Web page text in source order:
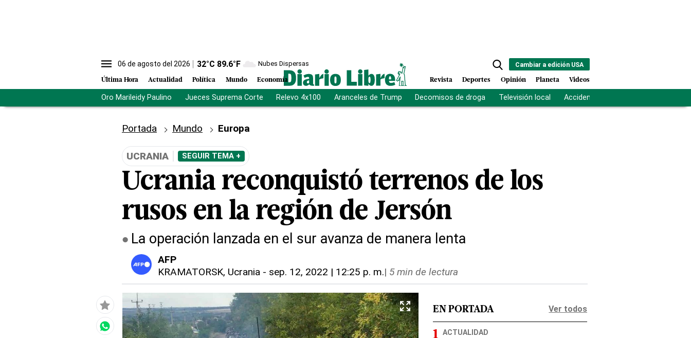
06 de agosto del 2026 32°C 89.6°F Nubes Dispersas
Última Hora Actualidad Política Mundo Economía
Cambiar a edición USA
Revista Deportes Opinión Planeta Videos
Oro Marileidy Paulino Jueces Suprema Corte Relevo 4x100 Aranceles de Trump Decomisos de droga Televisión local Accidente Los Ríos
Portada Mundo Europa
UCRANIA SEGUIR TEMA +
Ucrania reconquistó terrenos de los
rusos en la región de Jersón
La operación lanzada en el sur avanza de manera lenta
AFP
KRAMATORSK, Ucrania - sep. 12, 2022 | 12:25 p. m.| 5 min de lectura
EN PORTADA Ver todos
ACTUALIDAD